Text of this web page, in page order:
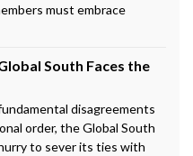
must embrace
South Faces the
disagreements
order, the Global South
to sever its ties with